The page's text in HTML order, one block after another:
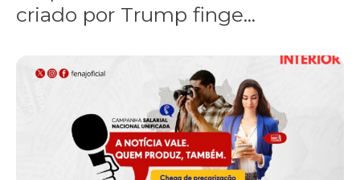
criado por Trump finge...
Assinada nova CCT de jornais e revistas do interior